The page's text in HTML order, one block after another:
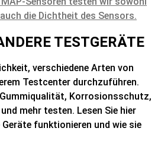
die Dichtheit des Sensors.
TESTGERÄTE
verschiedene Arten von
Testcenter durchzuführen.
Korrosionsschutz,
mehr testen. Lesen Sie hier
Geräte funktionieren und wie sie